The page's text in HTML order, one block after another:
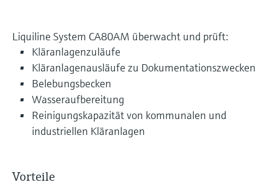
Liquiline System CA80AM überwacht und prüft:
Kläranlagenzuläufe
Kläranlagenausläufe zu Dokumentationszwecken
Belebungsbecken
Wasseraufbereitung
Reinigungskapazität von kommunalen und
industriellen Kläranlagen
Vorteile